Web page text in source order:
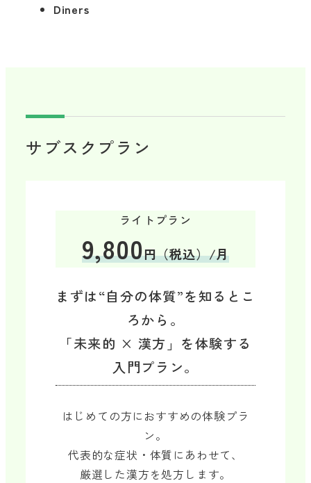
Diners
サブスクプラン
ライトプラン
9,800円（税込）/月
まずは“自分の体質”を知るとこ
ろから。
「未来的 × 漢方」を体験する
入門プラン。
はじめての方におすすめの体験プラ
ン。
代表的な症状・体質にあわせて、
厳選した漢方を処方します。